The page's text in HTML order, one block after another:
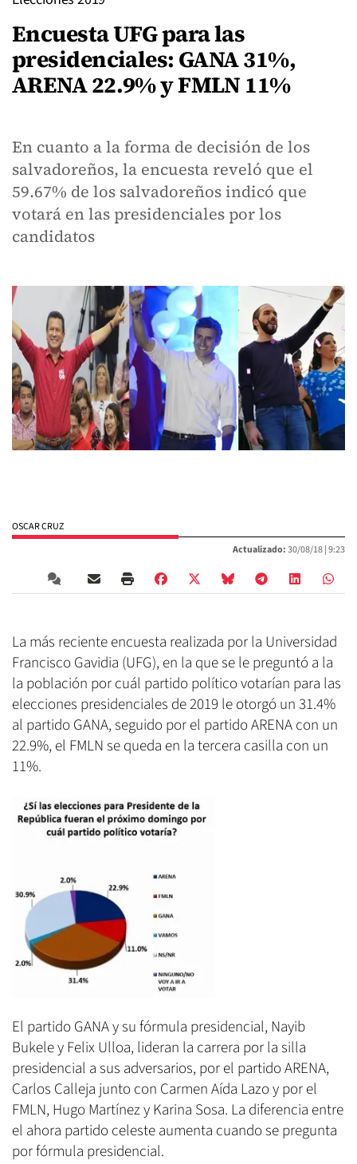
Encuesta UFG para las
presidenciales: GANA 31%,
ARENA 22.9% y FMLN 11%
En cuanto a la forma de decisión de los
salvadoreños, la encuesta reveló que el
59.67% de los salvadoreños indicó que
votará en las presidenciales por los
candidatos
OSCAR CRUZ
Actualizado:30/08/18 |9:23
La más reciente encuesta realizada por la Universidad
Francisco Gavidia (UFG), en la que se le preguntó a la
la población por cuál partido político votarían para las
elecciones presidenciales de 2019 le otorgó un 31.4%
al partido GANA, seguido por el partido ARENA con un
22.9%, el FMLN se queda en la tercera casilla con un
11%.
El partido GANA y su fórmula presidencial, Nayib
Bukele y Felix Ulloa, lideran la carrera por la silla
presidencial a sus adversarios, por el partido ARENA,
Carlos Calleja junto con Carmen Aída Lazo y por el
FMLN, Hugo Martínez y Karina Sosa. La diferencia entre
el ahora partido celeste aumenta cuando se pregunta
por fórmula presidencial.